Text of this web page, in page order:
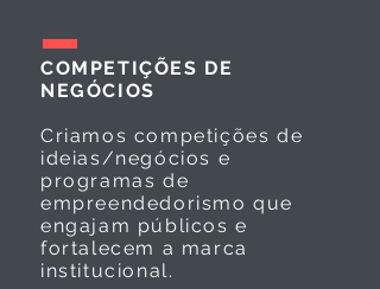
COMPETIÇÕES DE
NEGÓCIOS
Criamos competições de
ideias/negócios e
programas de
empreendedorismo que
engajam públicos e
fortalecem a marca
institucional.